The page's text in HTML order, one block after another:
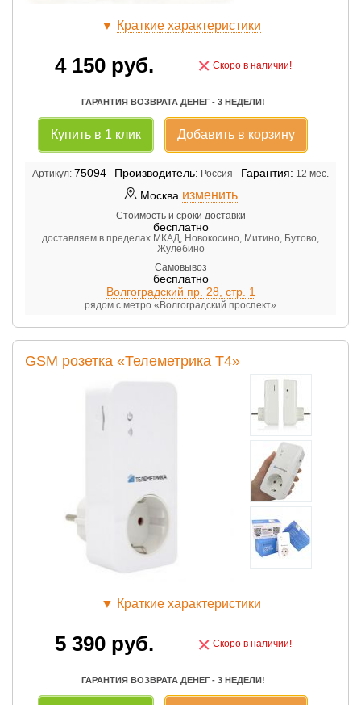
▼ Краткие характеристики
4 150 руб. × Скоро в наличии!
ГАРАНТИЯ ВОЗВРАТА ДЕНЕГ - 3 НЕДЕЛИ!
Купить в 1 клик Добавить в корзину
Артикул: 75094 Производитель: Россия Гарантия: 12 мес.
Москва изменить
Стоимость и сроки доставки
бесплатно
доставляем в пределах МКАД, Новокосино, Митино, Бутово,
Жулебино
Самовывоз
бесплатно
Волгоградский пр. 28, стр. 1
рядом с метро «Волгоградский проспект»
GSM розетка «Телеметрика Т4»
▼ Краткие характеристики
5 390 руб. × Скоро в наличии!
ГАРАНТИЯ ВОЗВРАТА ДЕНЕГ - 3 НЕДЕЛИ!